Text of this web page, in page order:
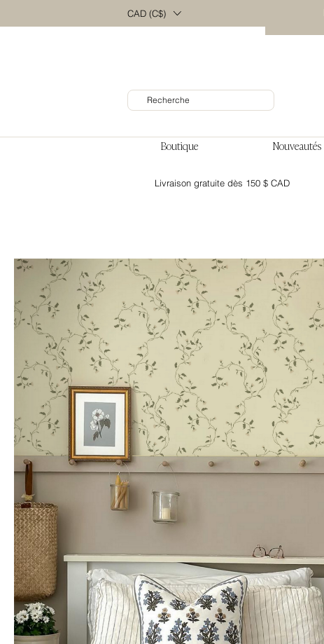
CAD (C$)
Boutique Nouveautés
Livraison gratuite dès 150 $ CAD